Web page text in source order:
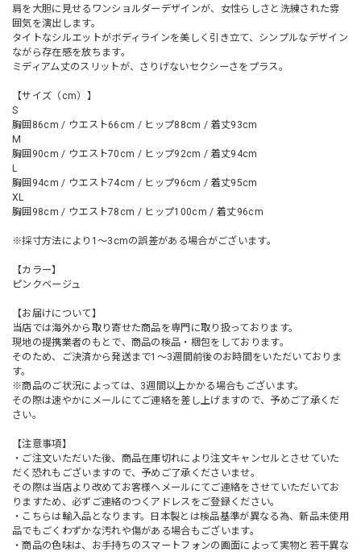
肩を大胆に見せるワンショルダーデザインが、女性らしさと洗練された雰
囲気を演出します。
タイトなシルエットがボディラインを美しく引き立て、シンプルなデザイン
ながら存在感を放ちます。
ミディアム丈のスリットが、さりげないセクシーさをプラス。
【サイズ（cm）】
S
胸囲86cm / ウエスト66cm / ヒップ88cm / 着丈93cm
M
胸囲90cm / ウエスト70cm / ヒップ92cm / 着丈94cm
L
胸囲94cm / ウエスト74cm / ヒップ96cm / 着丈95cm
XL
胸囲98cm / ウエスト78cm / ヒップ100cm / 着丈96cm
※採寸方法により1～3cmの誤差がある場合がございます。
【カラー】
ピンクベージュ
【お届けについて】
当店では海外から取り寄せた商品を専門に取り扱っております。
現地の提携業者のもとで、商品の検品・梱包をしております。
そのため、ご決済から発送まで1～3週間前後のお時間をいただいておりま
す。
※商品のご状況によっては、3週間以上かかる場合もございます。
その際は速やかにメールにてご連絡を差し上げますので、予めご了承くだ
さい。
【注意事項】
・ご注文いただいた後、商品在庫切れにより注文キャンセルとさせていた
だく恐れもございますので、予めご了承くださいませ。
その際は当店より改めてお客様へメールにてご連絡をさせていただいてお
りますため、必ずご連絡のつくアドレスをご登録ください。
・こちらは輸入品となります。日本製とは検品基準が異なる為、新品未使用
品でもごくわずかな汚れや傷がある場合もございます。
・商品の色味は、お手持ちのスマートフォンの画面によって実物と若干異な